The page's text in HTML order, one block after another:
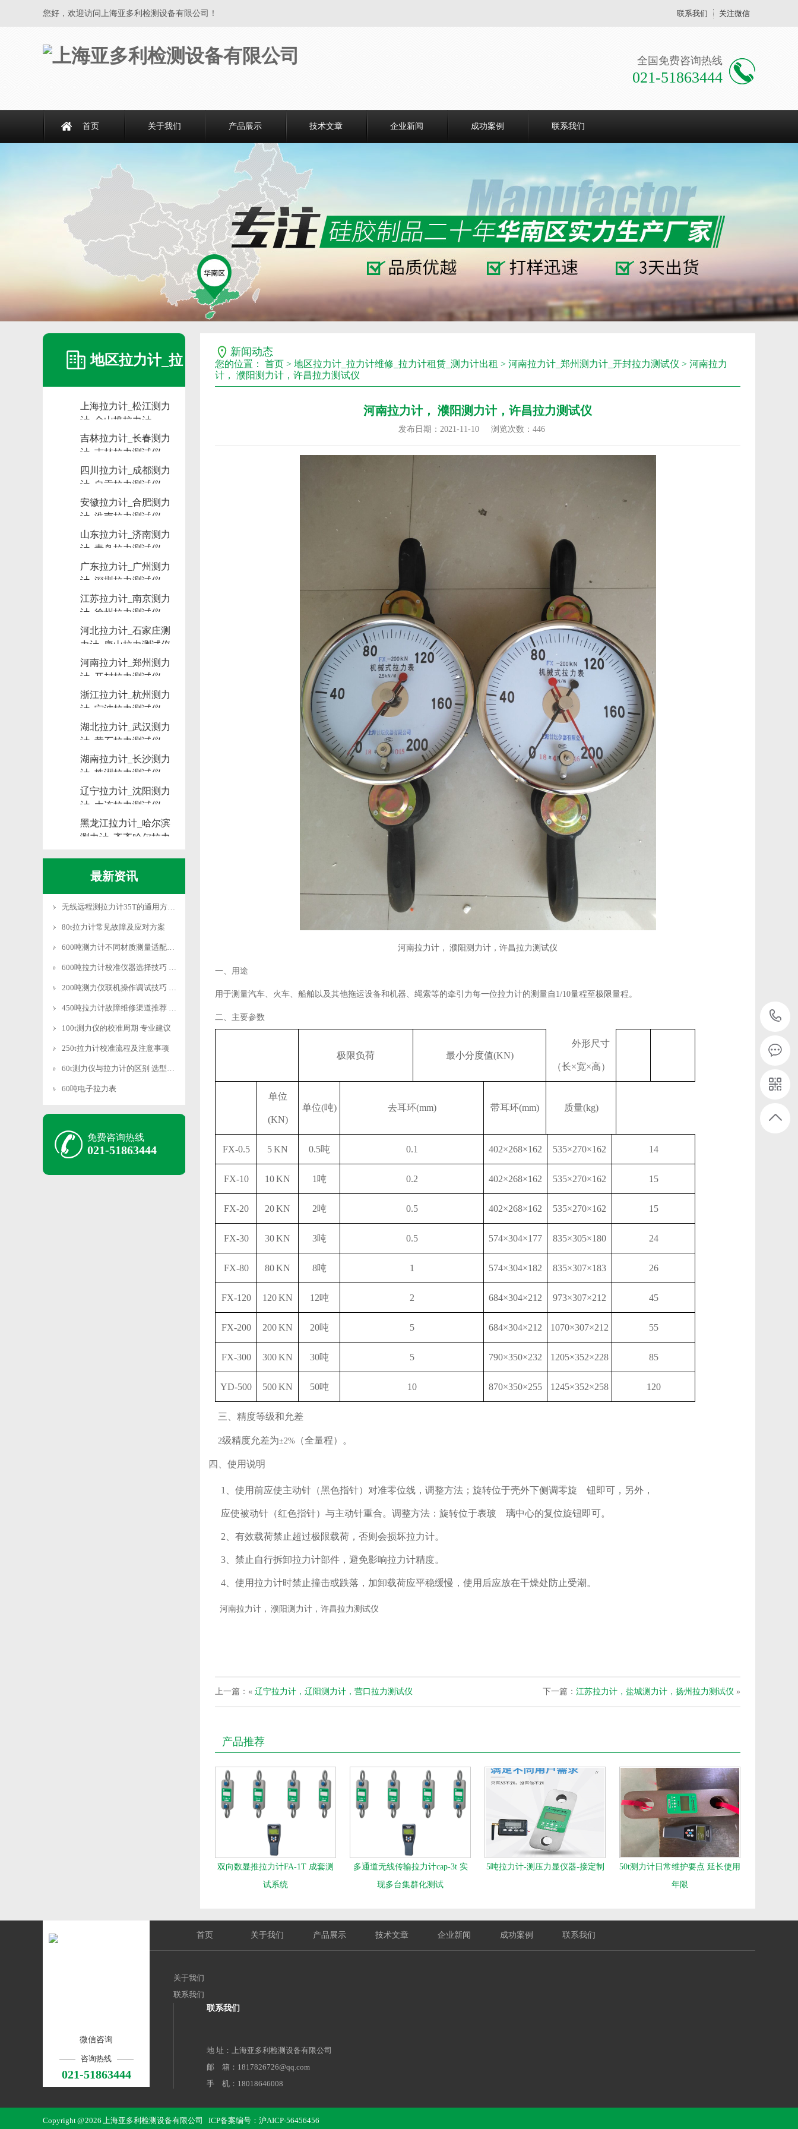
您好，欢迎访问上海亚多利检测设备有限公司！ 联系我们 关注微信
全国免费咨询热线
021-51863444
首页 关于我们 产品展示 技术文章 企业新闻 成功案例 联系我们
地区拉力计_拉
力计维修_拉力
计租赁_测力计
出租
上海拉力计_松江测力
计_金山推拉力计
吉林拉力计_长春测力
计_吉林拉力测试仪
四川拉力计_成都测力
计_自贡拉力测试仪
安徽拉力计_合肥测力
计_淮南拉力测试仪
山东拉力计_济南测力
计_青岛拉力测试仪
广东拉力计_广州测力
计_深圳拉力测试仪
江苏拉力计_南京测力
计_徐州拉力测试仪
河北拉力计_石家庄测
力计_唐山拉力测试仪
河南拉力计_郑州测力
计_开封拉力测试仪
浙江拉力计_杭州测力
计_宁波拉力测试仪
湖北拉力计_武汉测力
计_黄石拉力测试仪
湖南拉力计_长沙测力
计_株洲拉力测试仪
辽宁拉力计_沈阳测力
计_大连拉力测试仪
黑龙江拉力计_哈尔滨
测力计_齐齐哈尔拉力
最新资讯
无线远程测拉力计35T的通用方法和系统设置
80t拉力计常见故障及应对方案
600吨测力计不同材质测量适配技巧
600吨拉力计校准仪器选择技巧 适配需求
200吨测力仪联机操作调试技巧 快速适配
450吨拉力计故障维修渠道推荐 专业靠谱
100t测力仪的校准周期 专业建议
250t拉力计校准流程及注意事项
60t测力仪与拉力计的区别 选型指南
60吨电子拉力表
免费咨询热线
021-51863444
新闻动态
您的位置： 首页 > 地区拉力计_拉力计维修_拉力计租赁_测力计出租 > 河南拉力计_郑州测力计_开封拉力测试仪 > 河南拉力
计， 濮阳测力计，许昌拉力测试仪
河南拉力计， 濮阳测力计，许昌拉力测试仪
发布日期：2021-11-10 浏览次数： 446
河南拉力计， 濮阳测力计，许昌拉力测试仪
一、用途
用于测量汽车、火车、船舶以及其他拖运设备和机器、绳索等的牵引力每一位拉力计的测量自 1/10量程至极限量程。
二、主要参数
极限负荷 最小分度值(KN)
外形尺寸
（长×宽×高）
单位
(KN)
单位(吨) 去耳环(mm) 带耳环(mm) 质量(kg)
FX-0.5 5 KN 0.5吨 0.1 402×268×162 535×270×162 14
FX-10 10 KN 1吨 0.2 402×268×162 535×270×162 15
FX-20 20 KN 2吨 0.5 402×268×162 535×270×162 15
FX-30 30 KN 3吨 0.5 574×304×177 835×305×180 24
FX-80 80 KN 8吨 1 574×304×182 835×307×183 26
FX-120 1 20 KN 1 2吨 2 684×304×212 973×307×212 45
FX-200 200 KN 20吨 5 684×304×212 1070×307×212 55
FX-300 300 KN 30吨 5 790×350×232 1205×352×228 85
YD-500 500 KN 50吨 10 870×350×255 1245×352×258 120
三、精度等级和允差
2级精度允差为±2% （全量程）。
四、使用说明
1、使用前应使主动针（黑色指针）对准零位线，调整方法；旋转位于壳外下侧调零旋 钮即可，另外，
应使被动针（红色指针）与主动针重合。调整方法：旋转位于表玻 璃中心的复位旋钮即可。
2、有效载荷禁止超过极限载荷，否则会损坏拉力计。
3、禁止自行拆卸拉力计部件，避免影响拉力计精度。
4、使用拉力计时禁止撞击或跌落，加卸载荷应平稳缓慢，使用后应放在干燥处防止受潮。
河南拉力计， 濮阳测力计，许昌拉力测试仪
上一篇：« 辽宁拉力计，辽阳测力计，营口拉力测试仪 下一篇： 江苏拉力计，盐城测力计，扬州拉力测试仪 »
产品推荐
双向数显推拉力计FA-1T 成套测
试系统
多通道无线传输拉力计cap-3t 实
现多台集群化测试
5吨拉力计-测压力显仪器-接定制
50t测力计日常维护要点 延长使用
年限
微信咨询
咨询热线
021-51863444
首页 关于我们 产品展示 技术文章 企业新闻 成功案例 联系我们
关于我们
联系我们
联系我们
地 址：上海亚多利检测设备有限公司
邮 箱：1817826726@qq.com‬
手 机：18018646008
地 址：上海市奉贤区南桥镇八字桥路
Copyright @ 2026 上海亚多利检测设备有限公司 ICP备案编号：沪AICP-56456456